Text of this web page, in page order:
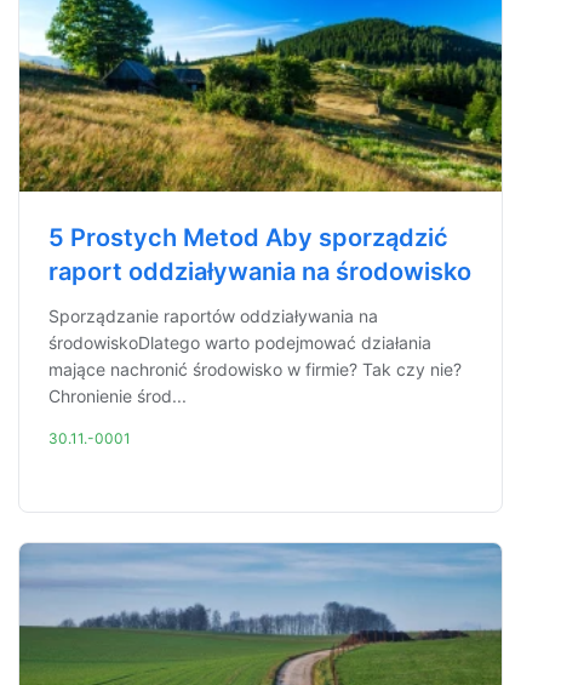
5 Prostych Metod Aby sporządzić
raport oddziaływania na środowisko
Sporządzanie raportów oddziaływania na
środowiskoDlatego warto podejmować działania
mające nachronić środowisko w firmie? Tak czy nie?
Chronienie środ...
30.11.-0001